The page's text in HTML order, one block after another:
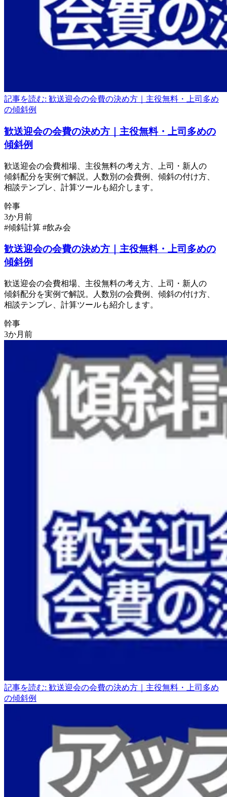
記事を読む: 歓送迎会の会費の決め方｜主役無料・上司多め
の傾斜例
歓送迎会の会費の決め方 ｜主役無料・上司 多めの
傾斜例
歓送迎会の会費相場、 主役無料の考え方、
上司・新人の
傾斜配分を実例で解説。 人数別の会費例、 傾斜の付け方、
相談テンプレ、 計算ツールも紹介します。
幹事
#傾斜計算 #飲み会
歓送迎会の会費の決め方 ｜主役無料・上司 多めの
傾斜例
歓送迎会の会費相場、 主役無料の考え方、
上司・新人の
傾斜配分を実例で解説。 人数別の会費例、 傾斜の付け方、
相談テンプレ、 計算ツールも紹介します。
幹事
記事を読む: 歓送迎会の会費の決め方｜主役無料・上司多め
の傾斜例